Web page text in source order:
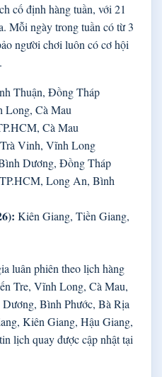
cố định hàng tuần, với 21
Mỗi ngày trong tuần có từ 3
người chơi luôn có cơ hội
Thuận, Đồng Tháp
Long, Cà Mau
Cà Mau
Vinh, Vĩnh Long
Dương, Đồng Tháp
TP.HCM, Long An, Bình
Kiên Giang, Tiền Giang,
luân phiên theo lịch hàng
Tre, Vĩnh Long, Cà Mau,
Bình Phước, Bà Rịa
Kiên Giang, Hậu Giang,
lịch quay được cập nhật tại